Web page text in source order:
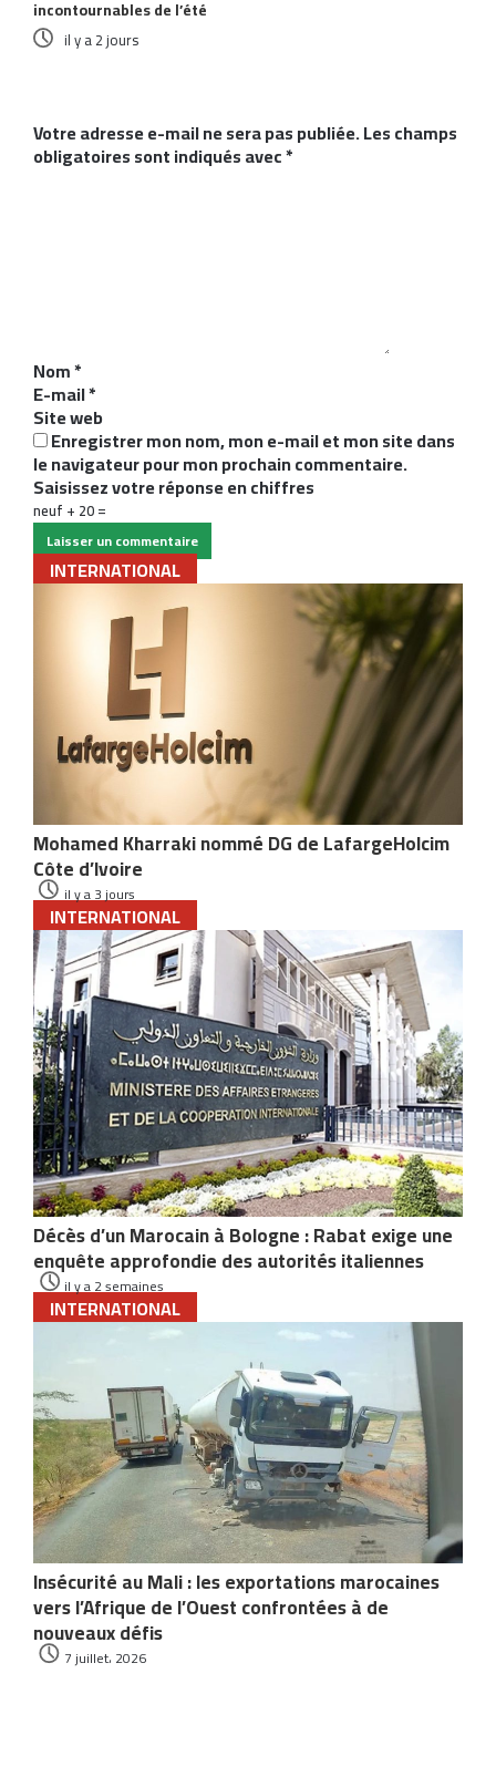
incontournables de l’été
il y a 2 jours
Votre adresse e-mail ne sera pas publiée.Les champs
obligatoires sont indiqués avec*
i
r
e
*
Nom*
E-mail*
Site web
Enregistrer mon nom, mon e-mail et mon site dans
le navigateur pour mon prochain commentaire.
Saisissez votre réponse en chiffres
neuf + 20 =
INTERNATIONAL
Mohamed Kharraki nommé DG de LafargeHolcim
Côte d’Ivoire
il y a 3 jours
INTERNATIONAL
Décès d’un Marocain à Bologne : Rabat exige une
enquête approfondie des autorités italiennes
il y a 2 semaines
INTERNATIONAL
Insécurité au Mali : les exportations marocaines
vers l’Afrique de l’Ouest confrontées à de
nouveaux défis
7 juillet، 2026